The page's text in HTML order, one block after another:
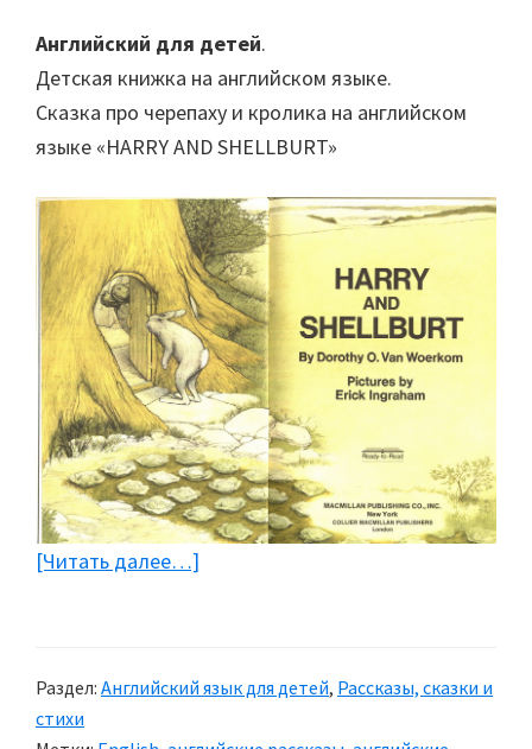
Английский для детей.
Детская книжка на английском языке.
Сказка про черепаху и кролика на английском
языке «HARRY AND SHELLBURT»
[Читать далее…]
языке
Раздел: Английский язык для детей, Рассказы, сказки и
стихи